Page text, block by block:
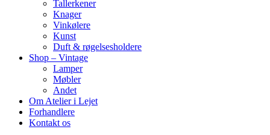
Tallerkener
Knager
Vinkølere
Kunst
Duft & røgelsesholdere
Shop – Vintage
Lamper
Møbler
Andet
Om Atelier i Lejet
Forhandlere
Kontakt os